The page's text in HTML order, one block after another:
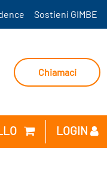
Sostieni GIMBE
Chiamaci
LOGIN